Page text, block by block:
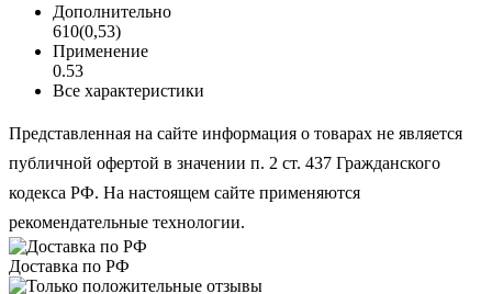
Дополнительно
610(0,53)
Применение
0.53
Все характеристики
Представленная на сайте информация о товарах не является
публичной офертой в значении п. 2 ст. 437 Гражданского
кодекса РФ. На настоящем сайте применяются
рекомендательные технологии.
Доставка по РФ